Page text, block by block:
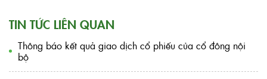
TIN TỨC LIÊN QUAN
Thông báo kết quả giao dịch cổ phiếu của cổ đông nội
bộ